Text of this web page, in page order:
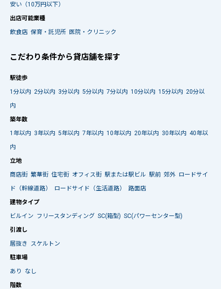
安い（10万円以下）
出店可能業種
飲食店 保育・託児所 医院・クリニック
こだわり条件から貸店舗を探す
駅徒歩
1分以内 2分以内 3分以内 5分以内 7分以内 10分以内 15分以内 20分以
内
築年数
1年以内 3年以内 5年以内 7年以内 10年以内 20年以内 30年以内 40年以
内
立地
商店街 繁華街 住宅街 オフィス街 駅または駅ビル 駅前 郊外 ロードサイ
ド（幹線道路）
ロードサイド（生活道路）
路面店
建物タイプ
ビルイン フリースタンディング SC(箱型) SC(パワーセンター型)
引渡し
居抜き
スケルトン
駐車場
あり
なし
階数